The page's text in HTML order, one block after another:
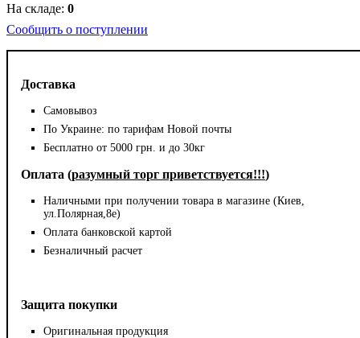
Доставка
Самовывоз
По Украине: по тарифам Новой почты
Бесплатно от 5000 грн. и до 30кг
Оплата (разумный торг приветствуется!!!)
Наличными при получении товара в магазине (Киев,
ул.Полярная,8е)
Оплата банковской картой
Безналичный расчет
Защита покупки
Оригинальная продукция
0
Сообщить о поступлении